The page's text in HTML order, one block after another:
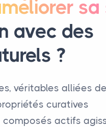
sa
avec des
?
véritables alliées
curatives
composés actifs